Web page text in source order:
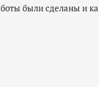
были сделаны и